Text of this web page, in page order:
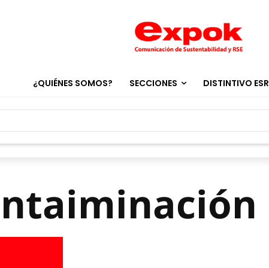
¿QUIÉNES SOMOS? SECCIONES DISTINTIVO ESR